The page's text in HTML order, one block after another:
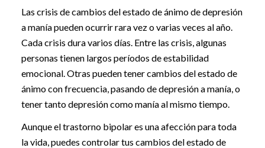
Las crisis de cambios del estado de ánimo de depresión
a manía pueden ocurrir rara vez o varias veces al año.
Cada crisis dura varios días. Entre las crisis, algunas
personas tienen largos períodos de estabilidad
emocional. Otras pueden tener cambios del estado de
ánimo con frecuencia, pasando de depresión a manía, o
tener tanto depresión como manía al mismo tiempo.
Aunque el trastorno bipolar es una afección para toda
la vida, puedes controlar tus cambios del estado de